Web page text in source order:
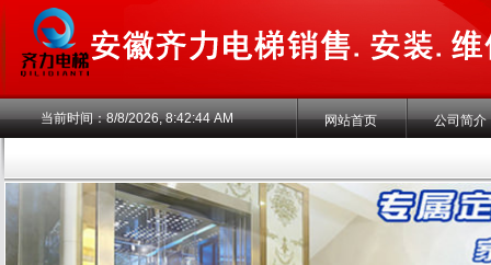
当前时间：8/8/2026, 8:42:45 AM 网站首页 公司简介